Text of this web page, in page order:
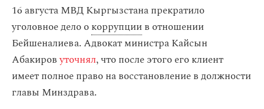
16 августа МВД Кыргызстана прекратило
уголовное дело окоррупциив отношении
Бейшеналиева. Адвокат министра Кайсын
Абакировуточнял, что после этого его клиент
имеет полное право на восстановление в должности
главы Минздрава.